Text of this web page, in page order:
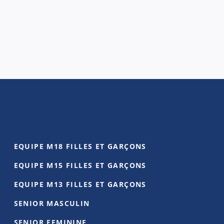
EQUIPE M18 FILLES ET GARÇONS
EQUIPE M15 FILLES ET GARÇONS
EQUIPE M13 FILLES ET GARÇONS
SENIOR MASCULIN